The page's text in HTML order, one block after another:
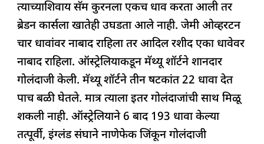
त्याच्याशिवाय सॅम कुरनला एकच धाव करता आली तर
ब्रेडन कार्सला खातेही उघडता आले नाही. जेमी ओव्हरटन
चार धावांवर नाबाद राहिला तर आदिल रशीद एका धावेवर
नाबाद राहिला. ऑस्ट्रेलियाकडून मॅथ्यू शॉर्टने शानदार
गोलंदाजी केली. मॅथ्यू शॉर्टने तीन षटकांत 22 धावा देत
पाच बळी घेतले. मात्र त्याला इतर गोलंदाजांची साथ मिळू
शकली नाही. ऑस्ट्रेलियाने 6 बाद 193 धावा केल्या
तत्पूर्वी, इंग्लंड संघाने नाणेफेक जिंकून गोलंदाजी